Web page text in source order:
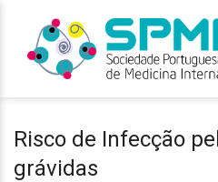
Risco de Infecção
grávidas